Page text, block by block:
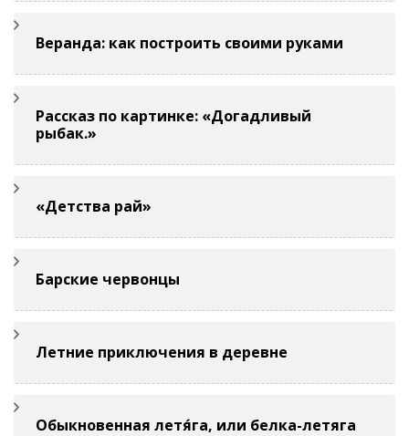
Веранда: как построить своими руками
Рассказ по картинке: «Догадливый
рыбак.»
«Детства рай»
Барские червонцы
Летние приключения в деревне
Обыкновенная летя́га, или белка-летяга